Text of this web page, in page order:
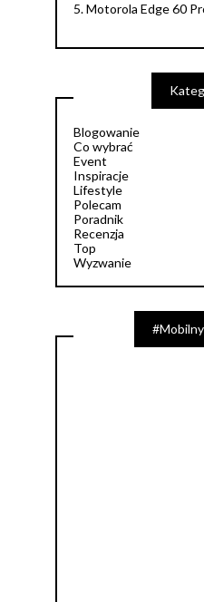
5.Motorola Edge 60
Blogowanie
Co wybrać
Event
Inspiracje
Lifestyle
Polecam
Poradnik
Recenzja
Top
Wyzwanie